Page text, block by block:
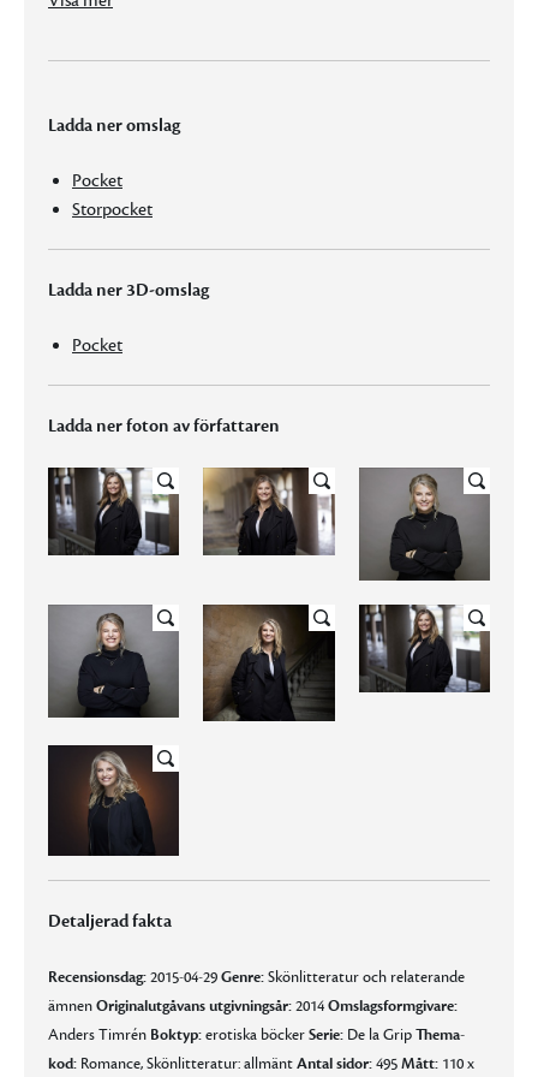
Ladda ner omslag
Pocket
Storpocket
Ladda ner 3D-omslag
Pocket
Ladda ner foton av författaren
Detaljerad fakta
Recensionsdag:2015-04-29Genre:Skönlitteratur och relaterande
ämnenOriginalutgåvans utgivningsår:2014Omslagsformgivare:
Anders Timrén Boktyp:erotiska böckerSerie: De la GripThema-
kod: Romance, Skönlitteratur: allmäntAntal sidor:495Mått: 110 x